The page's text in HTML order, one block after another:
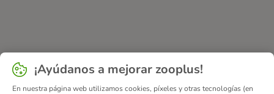
¡Ayúdanos a mejorar zooplus!
En nuestra página web utilizamos cookies, píxeles y otras tecnologías (en